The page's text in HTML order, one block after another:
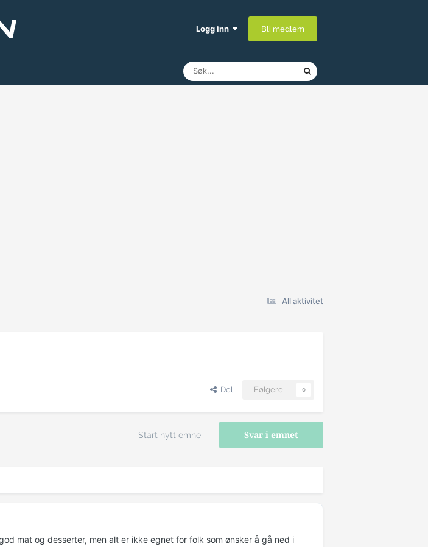
Logg inn Bli medlem
All aktivitet
Del Følgere 0
Svar i emnet
Start nytt emne
mat og desserter, men alt er ikke egnet for folk som ønsker å gå ned i